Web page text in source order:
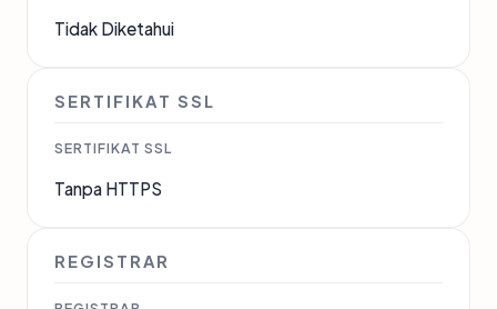
Tidak Diketahui
SERTIFIKAT SSL
SERTIFIKAT SSL
Tanpa HTTPS
REGISTRAR